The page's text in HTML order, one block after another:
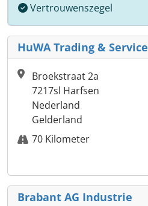
Vertrouwenszegel
HuWA Trading & Service
Broekstraat 2a
7217sl Harfsen
Nederland
Gelderland
70 Kilometer
Brabant AG Industrie